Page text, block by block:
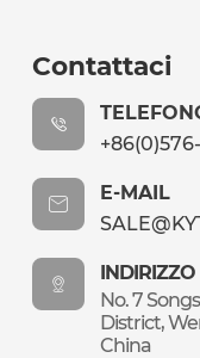
Contattaci
E-MAIL
INDIRIZZO
No. 7
District,
China